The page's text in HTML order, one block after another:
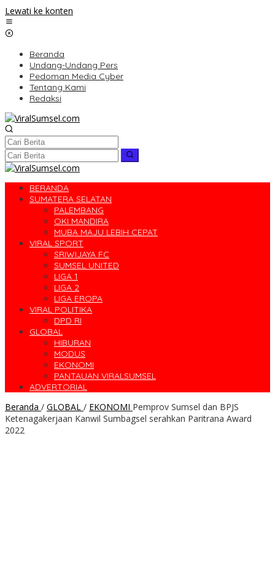
Lewati ke konten
Beranda
Undang-Undang Pers
Pedoman Media Cyber
Tentang Kami
Redaksi
BERANDA
SUMATERA SELATAN
PALEMBANG
OKI MANDIRA
MUBA MAJU LEBIH CEPAT
VIRAL SPORT
SRIWIJAYA FC
SUMSEL UNITED
LIGA 1
LIGA 2
LIGA EROPA
VIRAL POLITIKA
DPD RI
GLOBAL
HIBURAN
MODUS
EKONOMI
PANTAUAN VIRALSUMSEL
ADVERTORIAL
Beranda / GLOBAL / EKONOMI Pemprov Sumsel dan BPJS
Ketenagakerjaan Kanwil Sumbagsel serahkan Paritrana Award
2022